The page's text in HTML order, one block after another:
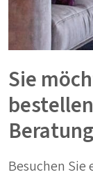
Sie
Besuchen Sie